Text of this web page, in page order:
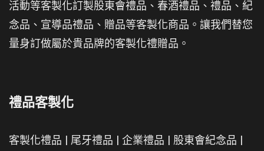
活動等客製化訂製股東會禮品、春酒禮品、禮品、紀
念品、宣導品禮品、贈品等客製化商品。讓我們替您
量身訂做屬於貴品牌的客製化禮贈品。
禮品客製化
客製化禮品 | 尾牙禮品 | 企業禮品 | 股東會紀念品 |